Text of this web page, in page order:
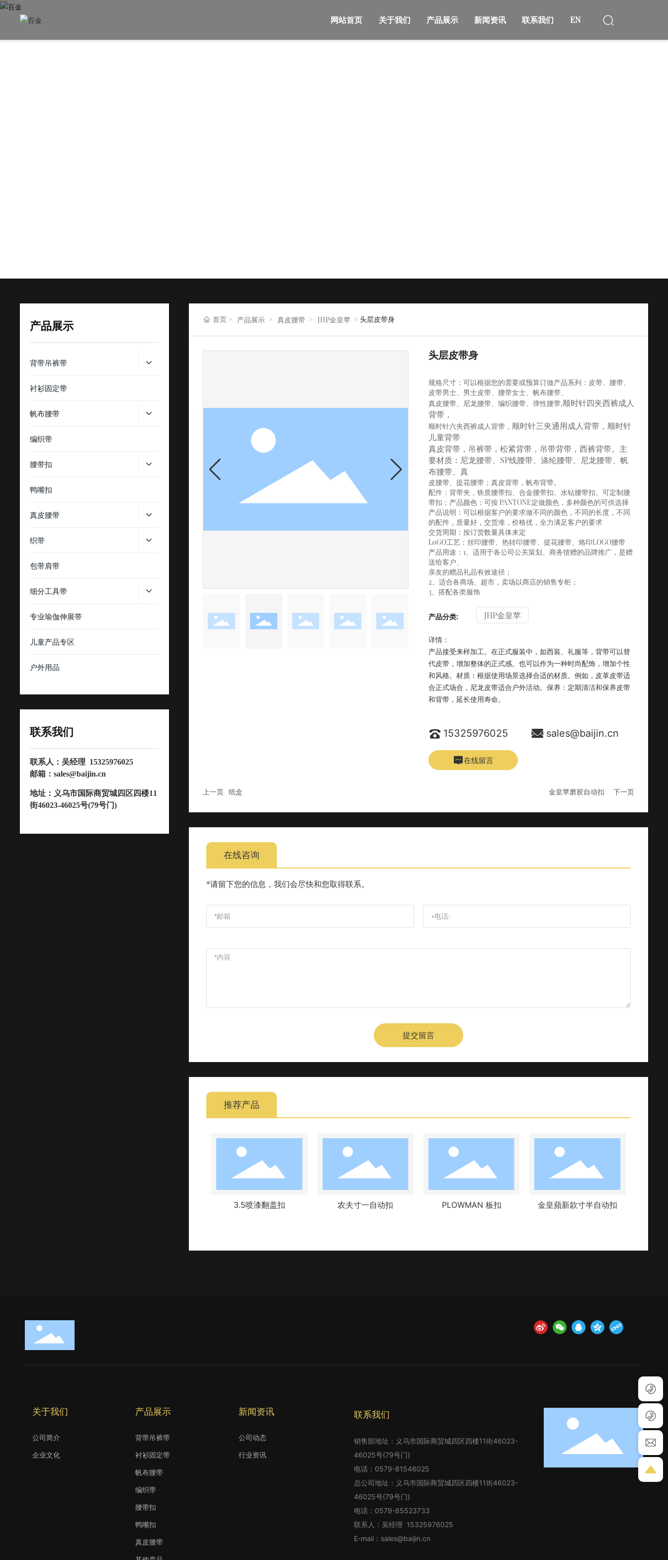
网站首页 关于我们 产品展示 新闻资讯 联系我们 EN
产品展示
背带吊裤带
衬衫固定带
帆布腰带
编织带
腰带扣
鸭嘴扣
真皮腰带
织带
包带肩带
细分工具带
专业瑜伽伸展带
儿童产品专区
户外用品
联系我们
联系人：吴经理 15325976025
邮箱：sales@baijin.cn
地址：义乌市国际商贸城四区四楼11
街46023-46025号(79号门)
首页 产品展示 真皮腰带 JHP金皇苹 头层皮带身
头层皮带身
规格尺寸：可以根据您的需要或预算订做产品系列：皮带、腰带、
皮带男士、男士皮带、腰带女士、帆布腰带、
真皮腰带、尼龙腰带、编织腰带、弹性腰带,顺时针四夹西裤成人
背带，
顺时针六夹西裤成人背带， 顺时针三夹通用成人背带 ，顺时针
儿童背带
真皮背带， 吊裤带， 松紧背带， 吊带背带， 西裤背带。 主
要材质：尼龙腰带、SP线腰带、涤纶腰带、尼龙腰带、帆
布腰带、真
皮腰带、提花腰带；真皮背带，帆布背带。
配件：背带夹，铁质腰带扣、合金腰带扣、水钻腰带扣、可定制腰
带扣；产品颜色：可按 PANTONE定做颜色，多种颜色的可供选择
产品说明：可以根据客户的要求做不同的颜色，不同的长度，不同
的配件，质量好，交货准，价格优，全力满足客户的要求
交货周期：按订货数量具体来定
LoGO工艺：丝印腰带、热转印腰带、提花腰带、烙印LOGO腰带
产品用途：1、适用于各公司公关策划、商务馈赠的品牌推广，是赠
送给客户、
亲友的赠品礼品有效途径；
2、适合各商场、超市，卖场以商店的销售专柜；
3、搭配各类服饰
产品分类: JHP金皇苹
详情：
产品接受来样加工。在正式服装中，如西装、礼服等，背带可以替
代皮带，增加整体的正式感。也可以作为一种时尚配饰，增加个性
和风格。材质：根据使用场景选择合适的材质。例如，皮革皮带适
合正式场合，尼龙皮带适合户外活动。保养：定期清洁和保养皮带
和背带，延长使用寿命。
15325976025 sales@baijin.cn
在线留言
上一页 纸盒 金皇苹磨胶自动扣 下一页
在线咨询
*请留下您的信息，我们会尽快和您取得联系。
提交留言
推荐产品
3.5喷漆翻盖扣 农夫寸一自动扣 PLOWMAN 板扣 金皇蘋新款寸半自动扣
关于我们
公司简介
企业文化
产品展示
背带吊裤带
衬衫固定带
帆布腰带
编织带
腰带扣
鸭嘴扣
真皮腰带
新闻资讯
公司动态
行业资讯
联系我们
销售部地址：义乌市国际商贸城四区四楼11街46023-
46025号(79号门)
电话： 0579-81546025
总公司地址：义乌市国际商贸城四区四楼11街46023-
46025号(79号门)
电话： 0579-85523733
联系人：吴经理 15325976025
E-mail： sales@baijin.cn